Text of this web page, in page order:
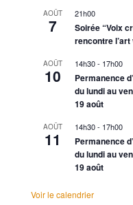
AOÛT
7
21h00
Soirée “Voix
rencontre l’art
AOÛT
10
14h30- 17h00
Permanence
du lundi au
19 août
AOÛT
11
14h30- 17h00
Permanence
du lundi au
19 août
Voir le calendrier